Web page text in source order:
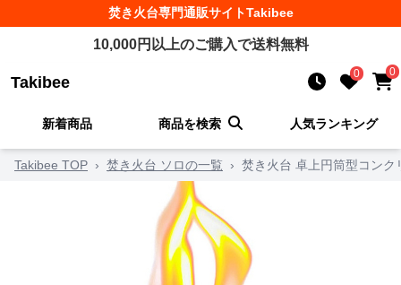
焚き火台専門通販サイトTakibee
10,000円以上のご購入で送料無料
Takibee 0 0
新着商品 商品を検索 人気ランキング
Takibee TOP › 焚き火台 ソロの一覧 › 焚き火台 卓上円筒型コン